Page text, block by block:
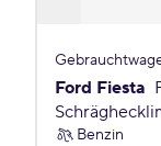
Ford Fiesta
Benzin